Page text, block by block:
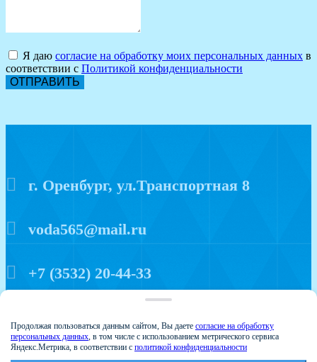
Я даю согласие на обработку моих персональных данных в
соответствии с Политикой конфиденциальности
ОТПРАВИТЬ
г. Оренбург, ул.Транспортная 8
voda565@mail.ru
+7 (3532) 20-44-33
Продолжая пользоваться данным сайтом, Вы даете согласие на обработку
персональных данных, в том числе с использованием метрического сервиса
Яндекс.Метрика, в соответствии с политикой конфиденциальности